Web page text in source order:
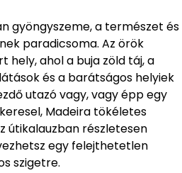
gyöngyszeme, a természet és
paradicsoma. Az örök
hely, ahol a buja zöld táj, a
és a barátságos helyiek
utazó vagy, vagy épp egy
Madeira tökéletes
útikalauzban részletesen
egy felejthetetlen
szigetre.